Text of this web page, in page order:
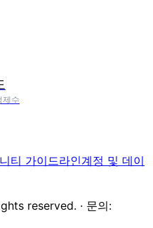
제수
티 가이드라인계정 및 데이
reserved. · 문의: